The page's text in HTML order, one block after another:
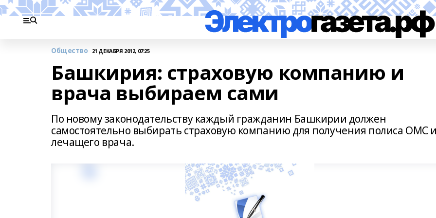
Общество 21 ДЕКАБРЯ 2012, 07:25
Башкирия: страховую компанию и
врача выбираем сами
По новому законодательству каждый гражданин Башкирии должен
самостоятельно выбирать страховую компанию для получения полиса ОМС
лечащего врача.